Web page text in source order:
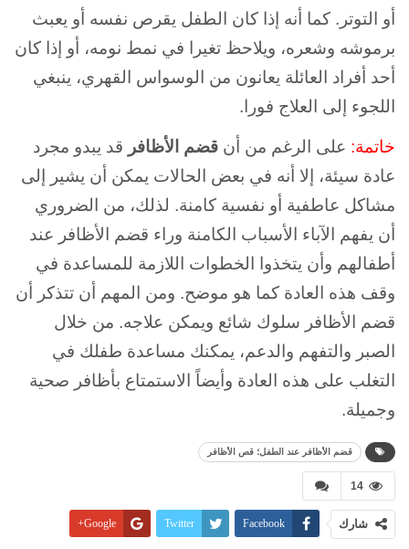
أو التوتر. كما أنه إذا كان الطفل يقرص نفسه أو يعبث
برموشه وشعره، ويلاحظ تغيرا في نمط نومه، أو إذا كان
أحد أفراد العائلة يعانون من الوسواس القهري، ينبغي
اللجوء إلى العلاج فورا.
خاتمة: على الرغم من أن قضم الأظافر قد يبدو مجرد
عادة سيئة، إلا أنه في بعض الحالات يمكن أن يشير إلى
مشاكل عاطفية أو نفسية كامنة. لذلك، من الضروري
أن يفهم الآباء الأسباب الكامنة وراء قضم الأظافر عند
أطفالهم وأن يتخذوا الخطوات اللازمة للمساعدة في
وقف هذه العادة كما هو موضح. ومن المهم أن تتذكر أن
قضم الأظافر سلوك شائع ويمكن علاجه. من خلال
الصبر والتفهم والدعم، يمكنك مساعدة طفلك في
التغلب على هذه العادة وأيضاً الاستمتاع بأظافر صحية
وجميلة.
قضم الأظافر عند الطفل؛ قص الأظافر
14
شارك Facebook
Twitter
Google+